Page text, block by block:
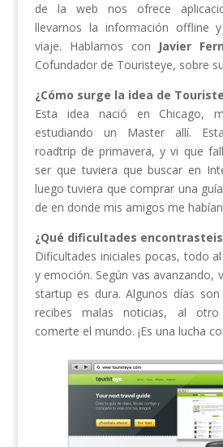
de la web nos ofrece
llevarnos la información offline
viaje. Hablamos con Javier
Cofundador de Touristeye, sobre
¿Cómo surge la idea de
Esta idea nació en Chicago,
estudiando un Master allí.
roadtrip de primavera, y vi que
ser que tuviera que buscar en
luego tuviera que comprar una
de en donde mis amigos me
¿Qué dificultades
Dificultades iniciales pocas, todo
y emoción. Según vas avanzando,
startup es dura. Algunos días
recibes malas noticias, al
comerte el mundo. ¡Es una lucha